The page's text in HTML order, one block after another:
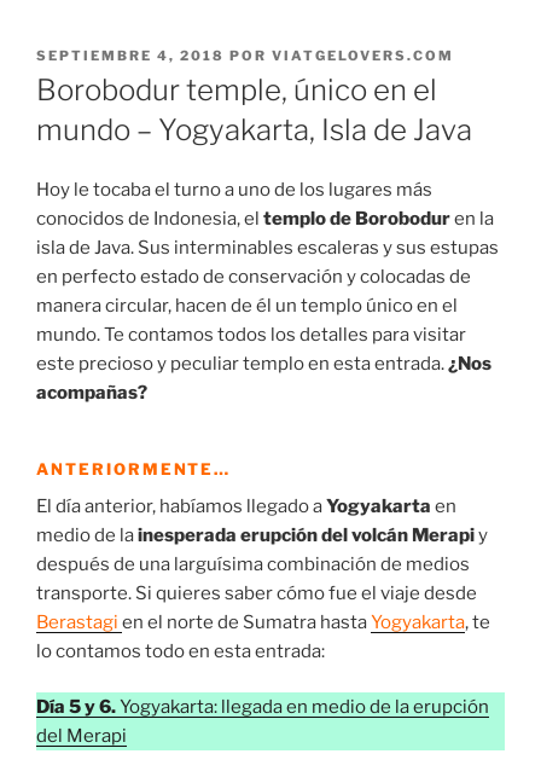
PUBLICADO
EL
SEPTIEMBRE 4, 2018 POR VIATGELOVERS.COM
Borobodur temple, único en el
mundo – Yogyakarta, Isla de Java
Hoy le tocaba el turno a uno de los lugares más
conocidos de Indonesia, el templo de Boroboduren la
isla de Java. Sus interminables escaleras y sus estupas
en perfecto estado de conservación y colocadas de
manera circular, hacen de él un templo único en el
mundo. Te contamos todos los detalles para visitar
este precioso y peculiar templo en esta entrada.¿Nos
acompañas?
ANTERIORMENTE…
El día anterior, habíamos llegado aYogyakarta en
medio de lainesperada erupción del volcán Merapiy
después de una larguísima combinación de medios
transporte. Si quieres saber cómo fue el viaje desde
Berastagi en el norte de Sumatra hastaYogyakarta, te
lo contamos todo en esta entrada:
Día 5 y 6.Yogyakarta: llegada en medio de la erupción
del Merapi